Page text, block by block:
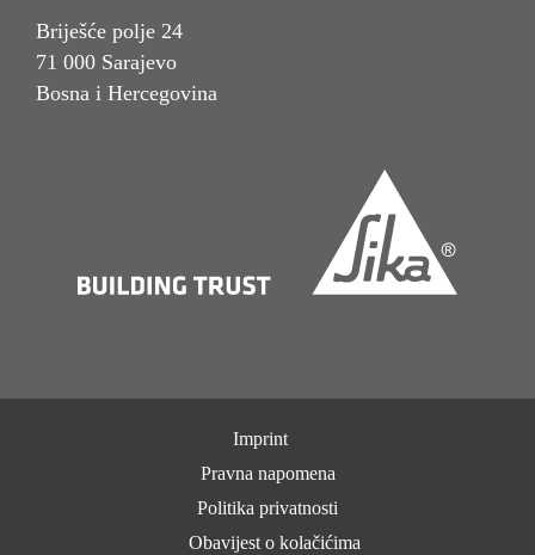
Briješće polje 24
71 000 Sarajevo
Bosna i Hercegovina
Imprint
Pravna napomena
Politika privatnosti
Obavijest o kolačićima